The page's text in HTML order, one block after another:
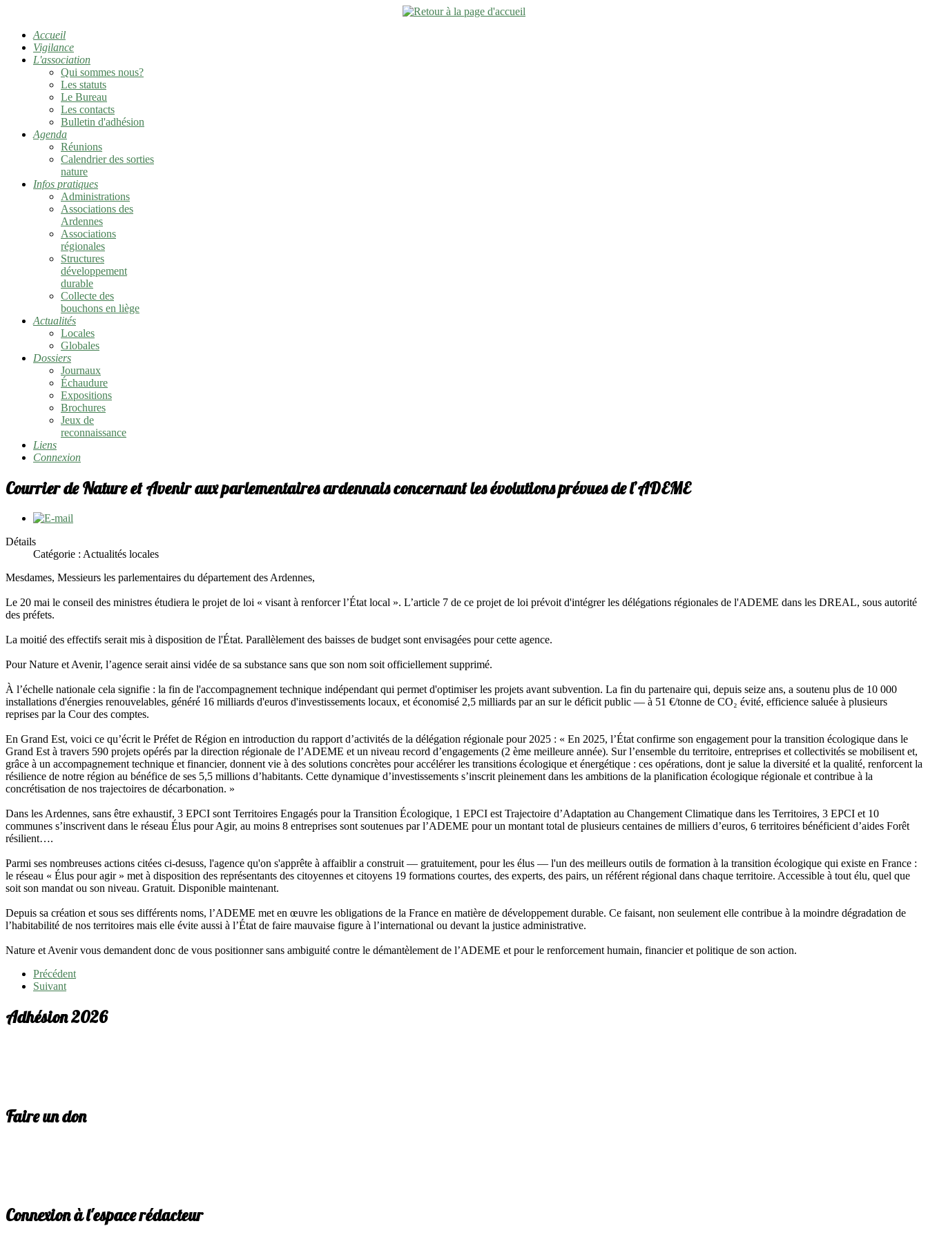
Accueil
Vigilance
L'association
Qui sommes nous?
Les statuts
Le Bureau
Les contacts
Bulletin d'adhésion
Agenda
Réunions
Calendrier des sorties
nature
Infos pratiques
Administrations
Associations des
Ardennes
Associations
régionales
Structures
développement
durable
Collecte des
bouchons en liège
Actualités
Locales
Globales
Dossiers
Journaux
Échaudure
Expositions
Brochures
Jeux de
reconnaissance
Liens
Connexion
Courrier de Nature et Avenir aux parlementaires ardennais concernant les évolutions prévues de l’ADEME
Détails
Catégorie : Actualités locales
Mesdames, Messieurs les parlementaires du département des Ardennes,
Le 20 mai le conseil des ministres étudiera le projet de loi « visant à renforcer l’État local ». L’article 7 de ce projet de loi prévoit d'intégrer les délégations régionales de l'ADEME dans les DREAL, sous autorité
des préfets.
La moitié des effectifs serait mis à disposition de l'État. Parallèlement des baisses de budget sont envisagées pour cette agence.
Pour Nature et Avenir, l’agence serait ainsi vidée de sa substance sans que son nom soit officiellement supprimé.
À l’échelle nationale cela signifie : la fin de l'accompagnement technique indépendant qui permet d'optimiser les projets avant subvention. La fin du partenaire qui, depuis seize ans, a soutenu plus de 10 000
installations d'énergies renouvelables, généré 16 milliards d'euros d'investissements locaux, et économisé 2,5 milliards par an sur le déficit public — à 51 €/tonne de CO₂ évité, efficience saluée à plusieurs
reprises par la Cour des comptes.
En Grand Est, voici ce qu’écrit le Préfet de Région en introduction du rapport d’activités de la délégation régionale pour 2025 : « En 2025, l’État confirme son engagement pour la transition écologique dans le
Grand Est à travers 590 projets opérés par la direction régionale de l’ADEME et un niveau record d’engagements (2 ème meilleure année). Sur l’ensemble du territoire, entreprises et collectivités se mobilisent et,
grâce à un accompagnement technique et financier, donnent vie à des solutions concrètes pour accélérer les transitions écologique et énergétique : ces opérations, dont je salue la diversité et la qualité, renforcent la
résilience de notre région au bénéfice de ses 5,5 millions d’habitants. Cette dynamique d’investissements s’inscrit pleinement dans les ambitions de la planification écologique régionale et contribue à la
concrétisation de nos trajectoires de décarbonation. »
Dans les Ardennes, sans être exhaustif, 3 EPCI sont Territoires Engagés pour la Transition Écologique, 1 EPCI est Trajectoire d’Adaptation au Changement Climatique dans les Territoires, 3 EPCI et 10
communes s’inscrivent dans le réseau Élus pour Agir, au moins 8 entreprises sont soutenues par l’ADEME pour un montant total de plusieurs centaines de milliers d’euros, 6 territoires bénéficient d’aides Forêt
résilient….
Parmi ses nombreuses actions citées ci-desuss, l'agence qu'on s'apprête à affaiblir a construit — gratuitement, pour les élus — l'un des meilleurs outils de formation à la transition écologique qui existe en France :
le réseau « Élus pour agir » met à disposition des représentants des citoyennes et citoyens 19 formations courtes, des experts, des pairs, un référent régional dans chaque territoire. Accessible à tout élu, quel que
soit son mandat ou son niveau. Gratuit. Disponible maintenant.
Depuis sa création et sous ses différents noms, l’ADEME met en œuvre les obligations de la France en matière de développement durable. Ce faisant, non seulement elle contribue à la moindre dégradation de
l’habitabilité de nos territoires mais elle évite aussi à l’État de faire mauvaise figure à l’international ou devant la justice administrative.
Nature et Avenir vous demandent donc de vous positionner sans ambiguité contre le démantèlement de l’ADEME et pour le renforcement humain, financier et politique de son action.
Précédent
Suivant
Adhésion 2026
Faire un don
Connexion à l'espace rédacteur